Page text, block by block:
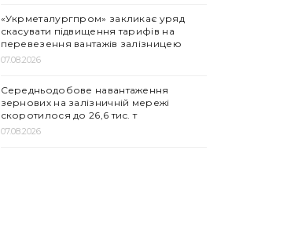
«Укрметалургпром» закликає уряд
скасувати підвищення тарифів на
перевезення вантажів залізницею
07.08.2026
Середньодобове навантаження
зернових на залізничній мережі
скоротилося до 26,6 тис. т
07.08.2026